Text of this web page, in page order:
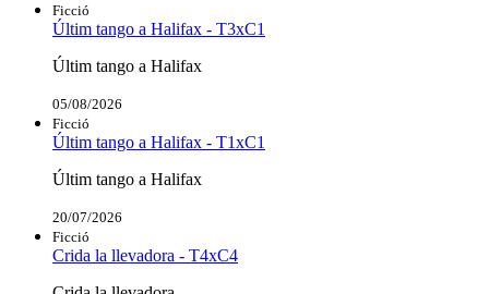
Ficció
Últim tango a Halifax - T3xC1
Últim tango a Halifax
05/08/2026
Ficció
Últim tango a Halifax - T1xC1
Últim tango a Halifax
20/07/2026
Ficció
Crida la llevadora - T4xC4